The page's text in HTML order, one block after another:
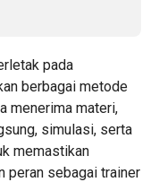
pada
berbagai metode
menerima materi,
simulasi, serta
memastikan
peran sebagai trainer